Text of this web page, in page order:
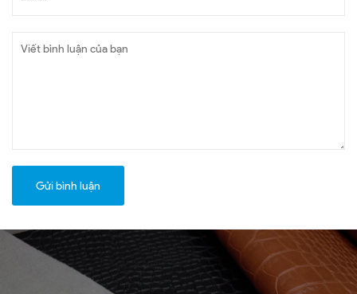
Gửi bình luận